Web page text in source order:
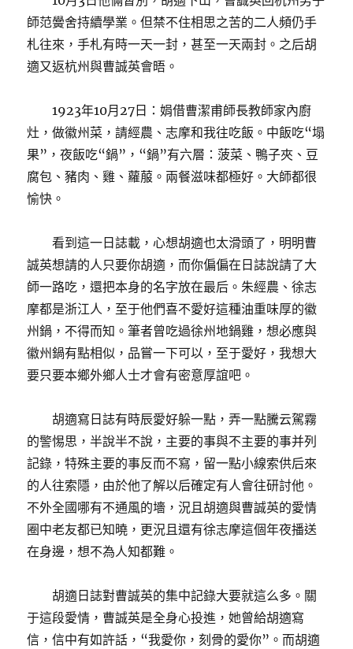
師范黌舍持續學業。但禁不住相思之苦的二人頻仍手
札往來，手札有時一天一封，甚至一天兩封。之后胡
適又返杭州與曹誠英會晤。
1923年10月27日：娟借曹潔甫師長教師家內廚
灶，做徽州菜，請經農、志摩和我往吃飯。中飯吃“塌
果”，夜飯吃“鍋”，“鍋”有六層：菠菜、鴨子夾、豆
腐包、豬肉、雞、蘿菔。兩餐滋味都極好。大師都很
愉快。
看到這一日誌載，心想胡適也太滑頭了，明明曹
誠英想請的人只要你胡適，而你偏偏在日誌說請了大
師一路吃，還把本身的名字放在最后。朱經農、徐志
摩都是浙江人，至于他們喜不愛好這種油重味厚的徽
州鍋，不得而知。筆者曾吃過徐州地鍋雞，想必應與
徽州鍋有點相似，品嘗一下可以，至于愛好，我想大
要只要本鄉外鄉人士才會有密意厚誼吧。
胡適寫日誌有時辰愛好躲一點，弄一點騰云駕霧
的警惕思，半說半不說，主要的事與不主要的事并列
記錄，特殊主要的事反而不寫，留一點小線索供后來
的人往索隱，由於他了解以后確定有人會往研討他。
不外全國哪有不通風的墻，況且胡適與曹誠英的愛情
圈中老友都已知曉，更況且還有徐志摩這個年夜播送
在身邊，想不為人知都難。
胡適日誌對曹誠英的集中記錄大要就這么多。關
于這段愛情，曹誠英是全身心投進，她曾給胡適寫
信，信中有如許話，“我愛你，刻骨的愛你”。而胡適